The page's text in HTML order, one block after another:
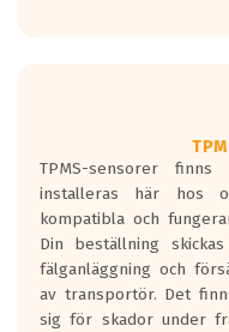
regelverket som
Ett däck med två svarta
godkända för år 2016
Ett däck med en svart
minst tre decibel
regelverk som börjar
TPMS-sensorer
installeras här hos
kompatibla och
Din beställning
fälganläggning och
av transportör. Det
sig för skador under